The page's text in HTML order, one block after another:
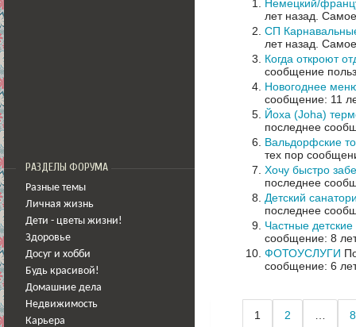
РАЗДЕЛЫ ФОРУМА
Разные темы
Личная жизнь
Дети - цветы жизни!
Здоровье
Досуг и хобби
Будь красивой!
Домашние дела
Недвижимость
Карьера
Немецкий/
лет назад.
СП
лет назад.
Когда откроют
сообщение
Новогоднее
сообщение: 11
Йоха (Joha)
последнее
Вальдорфские
тех пор
Хочу быстро
последнее
Детский
последнее
Частные
сообщение: 8
ФОТОУСЛУГИ
сообщение: 6
1 2 8